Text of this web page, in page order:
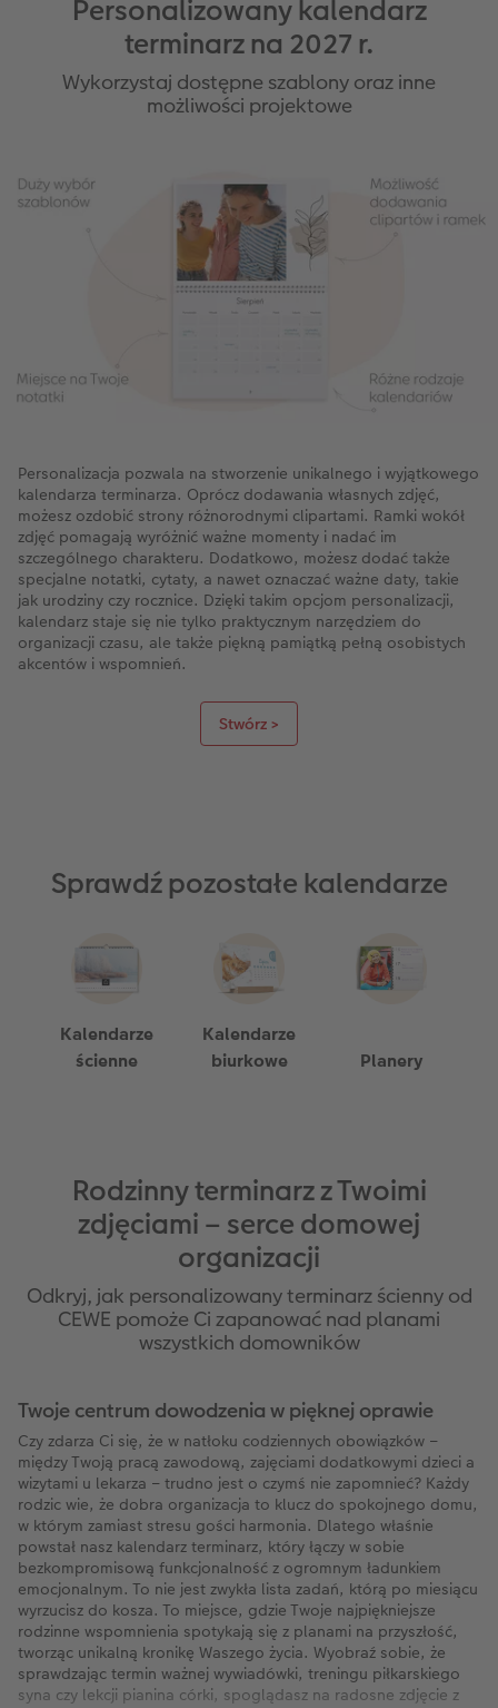
Personalizowany kalendarz
terminarz na 2027 r.
Wykorzystaj dostępne szablony oraz inne
możliwości projektowe
Personalizacja pozwala na stworzenie unikalnego i wyjątkowego
kalendarza terminarza. Oprócz dodawania własnych zdjęć,
możesz ozdobić strony różnorodnymi clipartami. Ramki wokół
zdjęć pomagają wyróżnić ważne momenty i nadać im
szczególnego charakteru. Dodatkowo, możesz dodać także
specjalne notatki, cytaty, a nawet oznaczać ważne daty, takie
jak urodziny czy rocznice. Dzięki takim opcjom personalizacji,
kalendarz staje się nie tylko praktycznym narzędziem do
organizacji czasu, ale także piękną pamiątką pełną osobistych
akcentów i wspomnień.
Stwórz >
Sprawdź pozostałe kalendarze
Kalendarze
ścienne
Kalendarze
biurkowe
Planery
Rodzinny terminarz z Twoimi
zdjęciami – serce domowej
organizacji
Odkryj, jak personalizowany terminarz ścienny od
CEWE pomoże Ci zapanować nad planami
wszystkich domowników
Twoje centrum dowodzenia w pięknej oprawie
Czy zdarza Ci się, że w natłoku codziennych obowiązków –
między Twoją pracą zawodową, zajęciami dodatkowymi dzieci a
wizytami u lekarza – trudno jest o czymś nie zapomnieć? Każdy
rodzic wie, że dobra organizacja to klucz do spokojnego domu,
w którym zamiast stresu gości harmonia. Dlatego właśnie
powstał nasz kalendarz terminarz, który łączy w sobie
bezkompromisową funkcjonalność z ogromnym ładunkiem
emocjonalnym. To nie jest zwykła lista zadań, którą po miesiącu
wyrzucisz do kosza. To miejsce, gdzie Twoje najpiękniejsze
rodzinne wspomnienia spotykają się z planami na przyszłość,
tworząc unikalną kronikę Waszego życia. Wyobraź sobie, że
sprawdzając termin ważnej wywiadówki, treningu piłkarskiego
syna czy lekcji pianina córki, spoglądasz na radosne zdjęcie z